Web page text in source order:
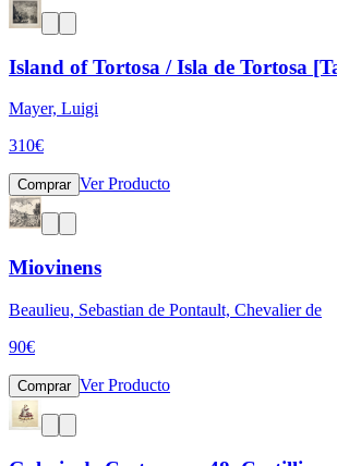
Island of Tortosa / Isla de Tortosa
Mayer, Luigi
310€
Comprar Ver Producto
Miovinens
Beaulieu, Sebastian de Pontault, Chevalier de
90€
Comprar Ver Producto